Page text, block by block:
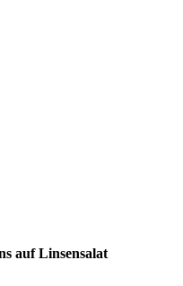
auf Linsensalat